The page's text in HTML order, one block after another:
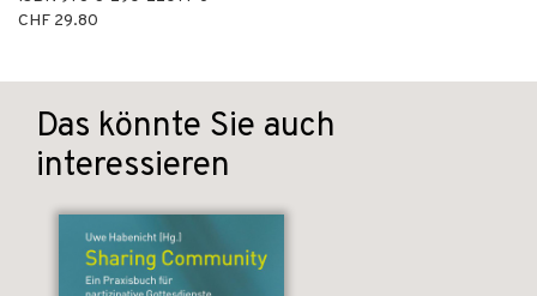
CHF 29.80
Das könnte Sie auch
interessieren